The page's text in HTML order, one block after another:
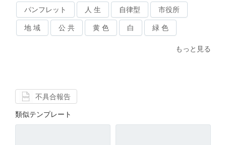
パンフレット 人 生 自律型 市役所
地 域 公 共 黄 色 白 緑 色
もっと見る
不具合報告
類似テンプレート